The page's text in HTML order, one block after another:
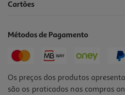
Cartões
Métodos de Pagamento
Os preços dos produtos
são os praticados nas compras